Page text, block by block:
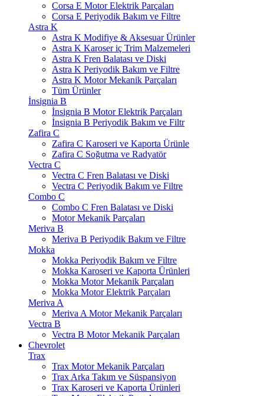
Corsa E Motor Elektrik Parçaları
Corsa E Periyodik Bakım ve Filtre
Astra K
Astra K Modifiye & Aksesuar Ürünler
Astra K Karoser iç Trim Malzemeleri
Astra K Fren Balatası ve Diski
Astra K Periyodik Bakım ve Filtre
Astra K Motor Mekanik Parçaları
Tüm Ürünler
İnsignia B
İnsignia B Motor Elektrik Parçaları
İnsignia B Periyodik Bakım ve Filtr
Zafira C
Zafira C Karoseri ve Kaporta Ürünle
Zafira C Soğutma ve Radyatör
Vectra C
Vectra C Fren Balatası ve Diski
Vectra C Periyodik Bakım ve Filtre
Combo C
Combo C Fren Balatası ve Diski
Motor Mekanik Parçaları
Meriva B
Meriva B Periyodik Bakım ve Filtre
Mokka
Mokka Periyodik Bakım ve Filtre
Mokka Karoseri ve Kaporta Ürünleri
Mokka Motor Mekanik Parçaları
Mokka Motor Elektrik Parçaları
Meriva A
Meriva A Motor Mekanik Parçaları
Vectra B
Vectra B Motor Mekanik Parçaları
Chevrolet
Trax
Trax Motor Mekanik Parçaları
Trax Arka Takım ve Süspansiyon
Trax Karoseri ve Kaporta Ürünleri